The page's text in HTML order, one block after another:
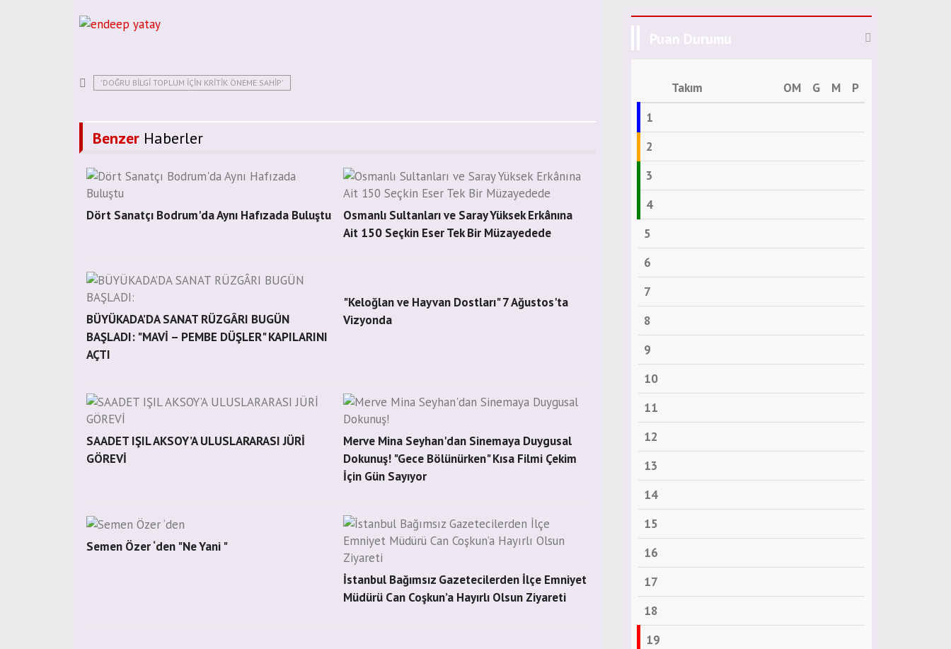
'DOĞRU BILGI TOPLUM İÇIN KRITIK ÖNEME SAHIP'
Benzer Haberler
Dört Sanatçı Bodrum'da Aynı Hafızada Buluştu
Osmanlı Sultanları ve Saray Yüksek Erkânına
Ait 150 Seçkin Eser Tek Bir Müzayedede
BÜYÜKADA’DA SANAT RÜZGÂRI BUGÜN
BAŞLADI: "MAVİ – PEMBE DÜŞLER" KAPILARINI
AÇTI
"Keloğlan ve Hayvan Dostları" 7 Ağustos'ta
Vizyonda
SAADET IŞIL AKSOY’A ULUSLARARASI JÜRİ
GÖREVİ
Merve Mina Seyhan'dan Sinemaya Duygusal
Dokunuş! "Gece Bölünürken" Kısa Filmi Çekim
İçin Gün Sayıyor
Semen Özer ‘den "Ne Yani "
İstanbul Bağımsız Gazetecilerden İlçe Emniyet
Müdürü Can Coşkun’a Hayırlı Olsun Ziyareti
Puan Durumu
Takım OM G M
P
1
2
3
4
5
6
7
8
9
10
11
12
13
14
15
16
17
18
19